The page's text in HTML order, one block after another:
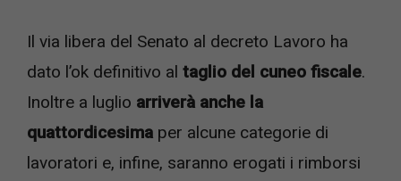
Il via libera del Senato al decreto Lavoro ha
dato l’ok definitivo al taglio del cuneo fiscale.
Inoltre a luglio arriverà anche la
quattordicesima per alcune categorie di
lavoratori e, infine, saranno erogati i rimborsi